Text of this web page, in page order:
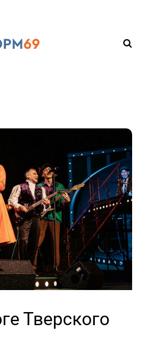
Тверского